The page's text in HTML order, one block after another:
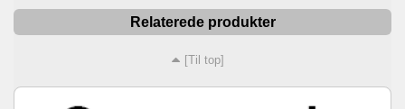
Relaterede produkter
[Til top]